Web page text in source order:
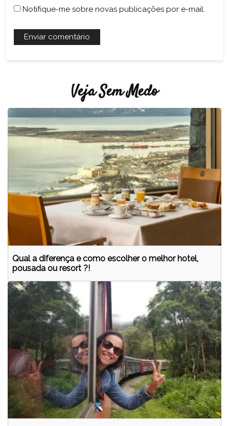
Notifique-me sobre novas publicações por e-mail.
Veja Sem Medo
Qual a diferença e como escolher o melhor hotel,
pousada ou resort ?!